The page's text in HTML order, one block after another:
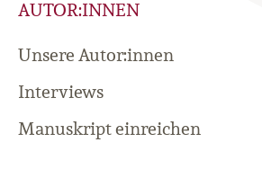
AUTOR:INNEN
Unsere Autor:innen
Interviews
Manuskript einreichen